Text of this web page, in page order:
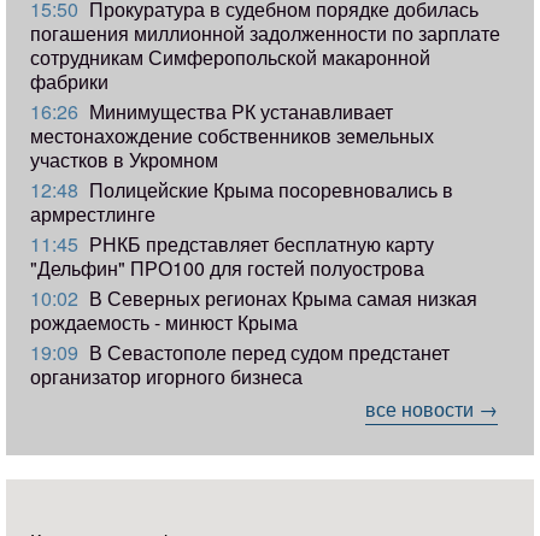
15:50 Прокуратура в судебном порядке добилась
погашения миллионной задолженности по зарплате
сотрудникам Симферопольской макаронной
фабрики
16:26 Минимущества РК устанавливает
местонахождение собственников земельных
участков в Укромном
12:48 Полицейские Крыма посоревновались в
армрестлинге
11:45 РНКБ представляет бесплатную карту
"Дельфин" ПРО100 для гостей полуострова
10:02 В Северных регионах Крыма самая низкая
рождаемость - минюст Крыма
19:09 В Севастополе перед судом предстанет
организатор игорного бизнеса
все новости →